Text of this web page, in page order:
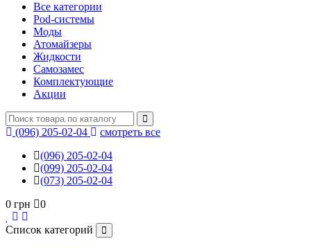
Все категории
Pod-системы
Моды
Атомайзеры
Жидкости
Самозамес
Комплектующие
Акции
(096) 205-02-04
смотреть все
(096) 205-02-04
(099) 205-02-04
(073) 205-02-04
0 грн
0
Список категорий